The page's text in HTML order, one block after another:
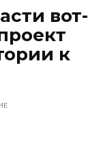
вот-
к